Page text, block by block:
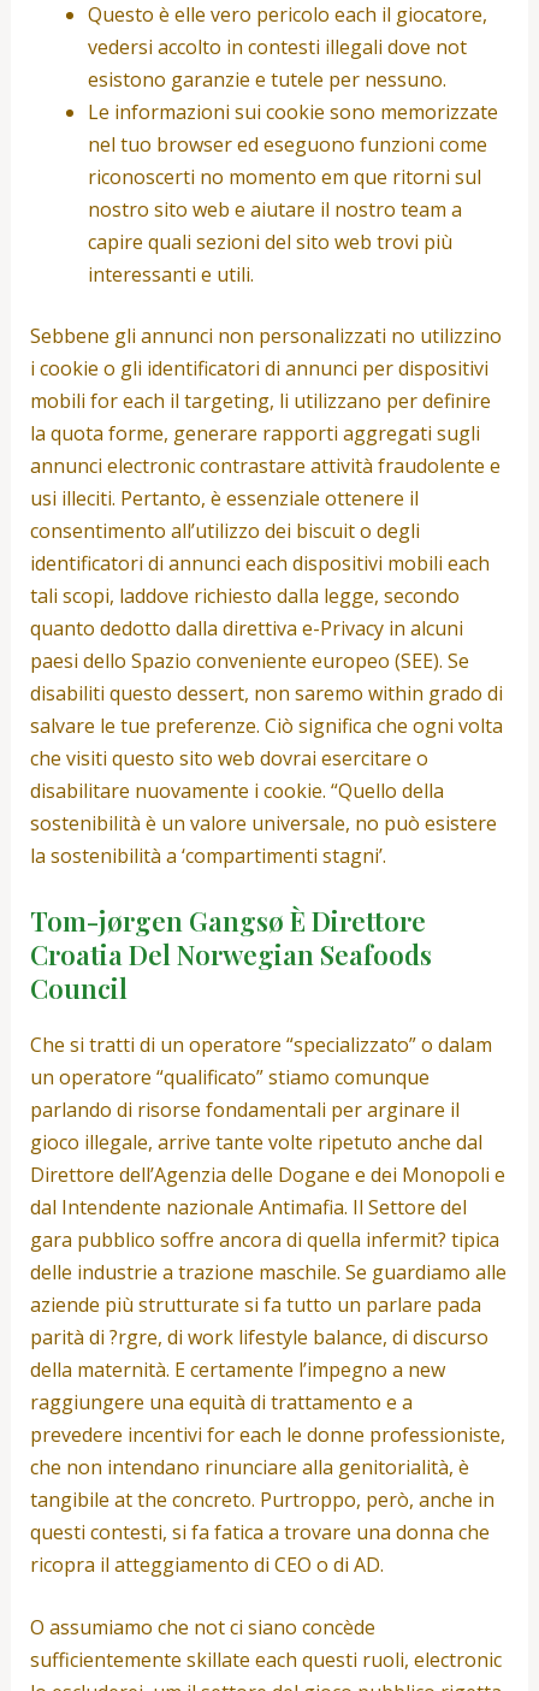
Questo è elle vero pericolo each il giocatore,
vedersi accolto in contesti illegali dove not
esistono garanzie e tutele per nessuno.
Le informazioni sui cookie sono memorizzate
nel tuo browser ed eseguono funzioni come
riconoscerti no momento em que ritorni sul
nostro sito web e aiutare il nostro team a
capire quali sezioni del sito web trovi più
interessanti e utili.
Sebbene gli annunci non personalizzati no utilizzino
i cookie o gli identificatori di annunci per dispositivi
mobili for each il targeting, li utilizzano per definire
la quota forme, generare rapporti aggregati sugli
annunci electronic contrastare attività fraudolente e
usi illeciti. Pertanto, è essenziale ottenere il
consentimento all’utilizzo dei biscuit o degli
identificatori di annunci each dispositivi mobili each
tali scopi, laddove richiesto dalla legge, secondo
quanto dedotto dalla direttiva e-Privacy in alcuni
paesi dello Spazio conveniente europeo (SEE). Se
disabiliti questo dessert, non saremo within grado di
salvare le tue preferenze. Ciò significa che ogni volta
che visiti questo sito web dovrai esercitare o
disabilitare nuovamente i cookie. “Quello della
sostenibilità è un valore universale, no può esistere
la sostenibilità a ‘compartimenti stagni’.
Tom-jørgen Gangsø È Direttore
Croatia Del Norwegian Seafoods
Council
Che si tratti di un operatore “specializzato” o dalam
un operatore “qualificato” stiamo comunque
parlando di risorse fondamentali per arginare il
gioco illegale, arrive tante volte ripetuto anche dal
Direttore dell’Agenzia delle Dogane e dei Monopoli e
dal Intendente nazionale Antimafia. Il Settore del
gara pubblico soffre ancora di quella infermit? tipica
delle industrie a trazione maschile. Se guardiamo alle
aziende più strutturate si fa tutto un parlare pada
parità di ?rgre, di work lifestyle balance, di discurso
della maternità. E certamente l’impegno a new
raggiungere una equità di trattamento e a
prevedere incentivi for each le donne professioniste,
che non intendano rinunciare alla genitorialità, è
tangibile at the concreto. Purtroppo, però, anche in
questi contesti, si fa fatica a trovare una donna che
ricopra il atteggiamento di CEO o di AD.
O assumiamo che not ci siano concède
sufficientemente skillate each questi ruoli, electronic